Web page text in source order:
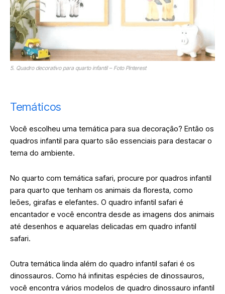
5. Quadro decorativo para quarto infantil – Foto Pinterest
Temáticos
Você escolheu uma temática para sua decoração? Então os
quadros infantil para quarto são essenciais para destacar o
tema do ambiente.
No quarto com temática safari, procure por quadros infantil
para quarto que tenham os animais da floresta, como
leões, girafas e elefantes. O quadro infantil safari é
encantador e você encontra desde as imagens dos animais
até desenhos e aquarelas delicadas em quadro infantil
safari.
Outra temática linda além do quadro infantil safari é os
dinossauros. Como há infinitas espécies de dinossauros,
você encontra vários modelos de quadro dinossauro infantil